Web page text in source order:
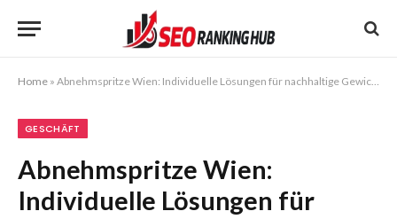
Home » Abnehmspritze Wien: Individuelle Lösungen für nachhaltige Gewichtsreduktion
GESCHÄFT
Abnehmspritze Wien:
Individuelle Lösungen für